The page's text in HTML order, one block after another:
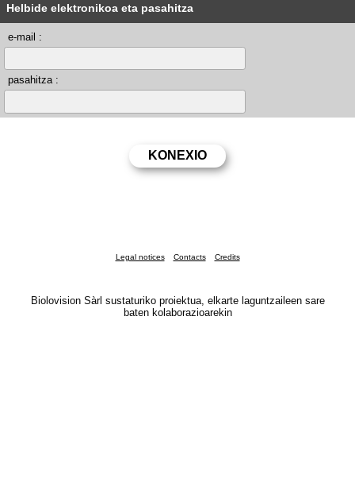
Helbide elektronikoa eta pasahitza
e-mail :
pasahitza :
Legal notices Contacts Credits
Biolovision Sàrl sustaturiko proiektua, elkarte laguntzaileen sare
baten kolaborazioarekin